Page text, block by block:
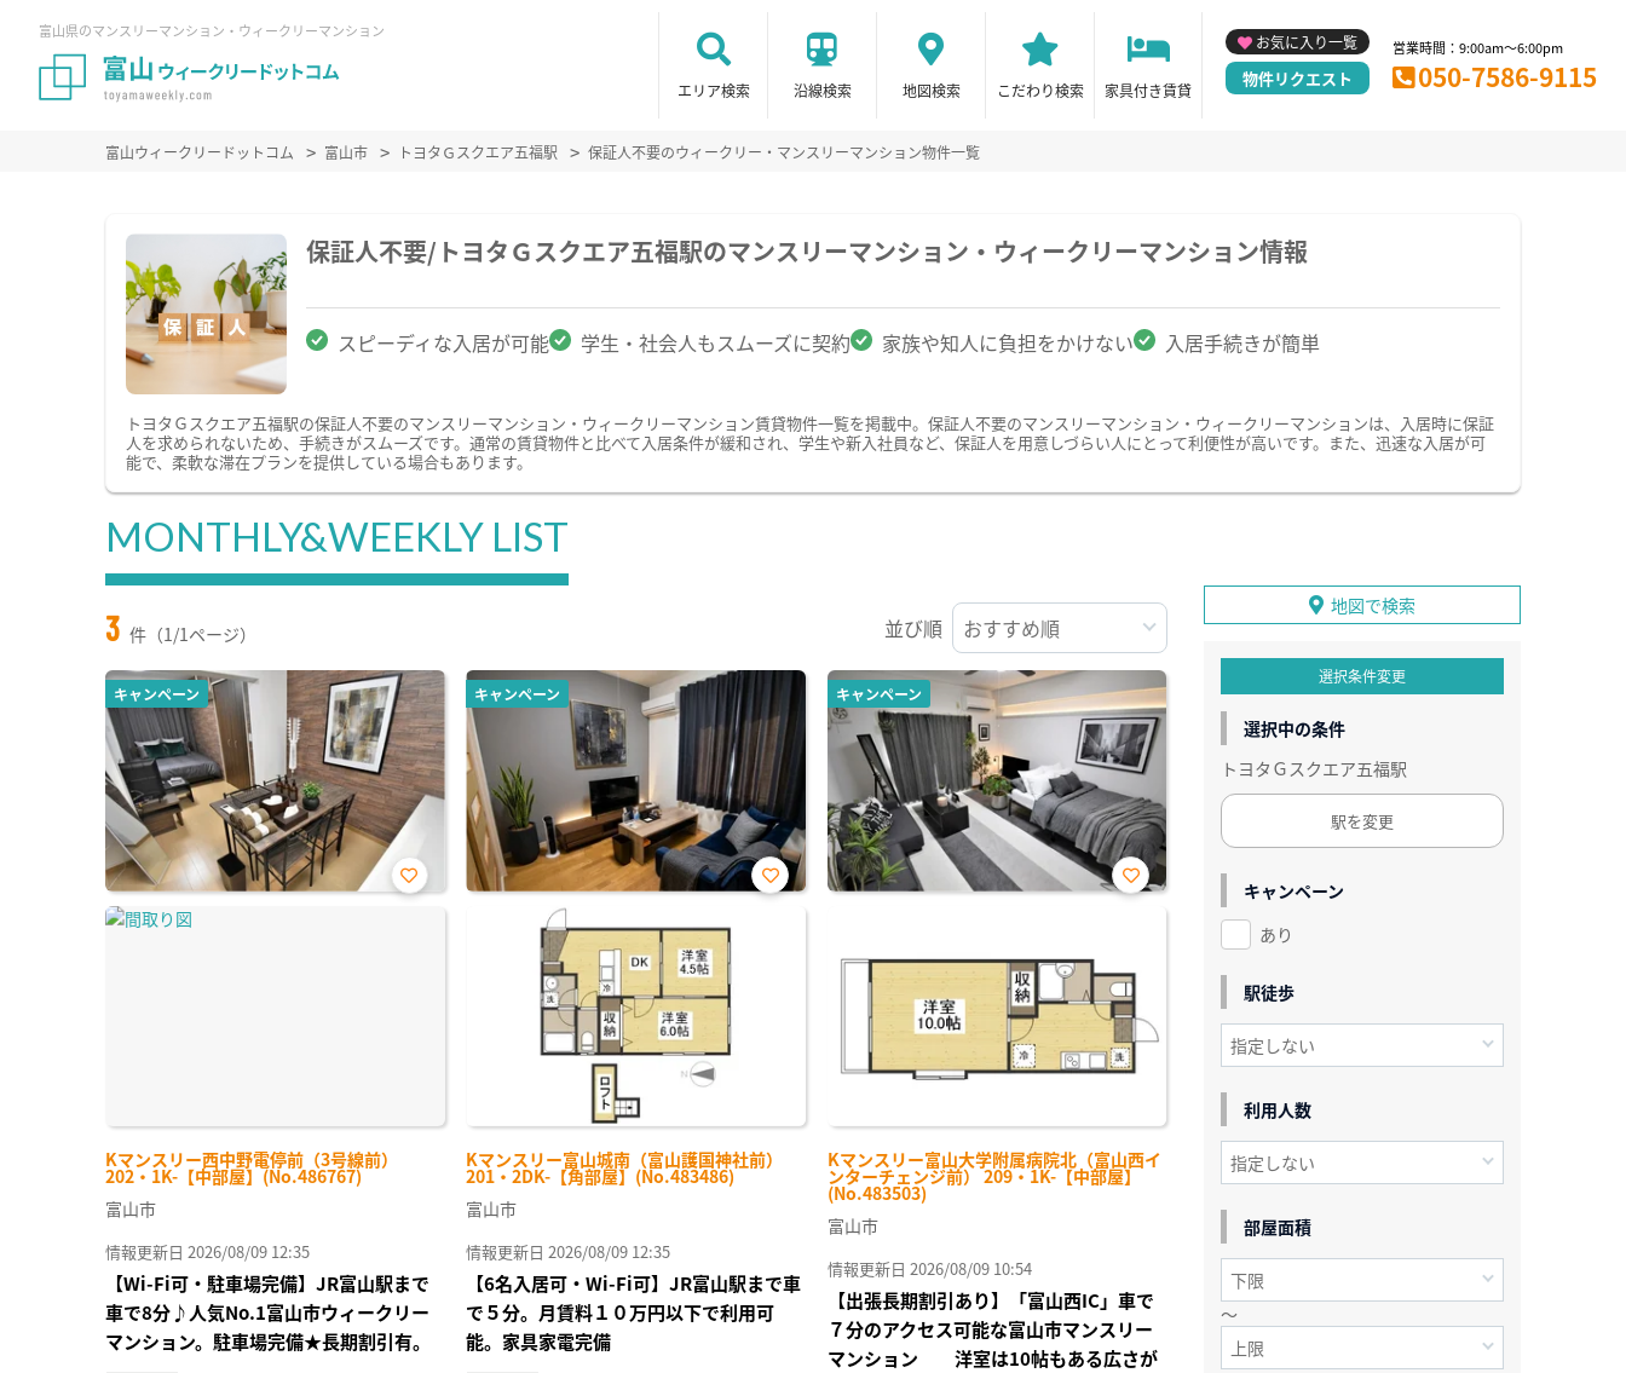
富山県のマンスリーマンション・ウィークリーマンション
エリア検索 沿線検索 地図検索 こだわり検索 家具付き賃貸
お気に入り一覧
物件リクエスト
営業時間：9:00am～6:00pm
050-7586-9115
富山ウィークリードットコム 富山市 トヨタＧスクエア五福駅 保証人不要のウィークリー・マンスリーマンション物件一覧
保証人不要/トヨタＧスクエア五福駅のマンスリーマンション・ウィークリーマンション情報
スピーディな入居が可能 学生・社会人もスムーズに契約 家族や知人に負担をかけない 入居手続きが簡単
トヨタＧスクエア五福駅の保証人不要のマンスリーマンション・ウィークリーマンション賃貸物件一覧を掲載中。保証人不要のマンスリーマンション・ウィークリーマンションは、入居時に保証
人を求められないため、手続きがスムーズです。通常の賃貸物件と比べて入居条件が緩和され、学生や新入社員など、保証人を用意しづらい人にとって利便性が高いです。また、迅速な入居が可
能で、柔軟な滞在プランを提供している場合もあります。
MONTHLY&WEEKLY LIST
3 件（1/1ページ） 並び順
キャンペーン
Kマンスリー西中野電停前（3号線前）
202・1K-【中部屋】(No.486767)
お気
富山市
情報更新日 2026/08/09 12:35
【Wi-Fi可・駐車場完備】JR富山駅まで
車で8分♪人気No.1富山市ウィークリー
マンション。駐車場完備★長期割引有。
キャンペーン
Kマンスリー富山城南（富山護国神社前）
201・2DK-【角部屋】(No.483486)
お気
富山市
情報更新日 2026/08/09 12:35
【6名入居可・Wi-Fi可】JR富山駅まで車
で５分。月賃料１０万円以下で利用可
能。家具家電完備
キャンペーン
Kマンスリー富山大学附属病院北（富山西イ
ンターチェンジ前） 209・1K-【中部屋】
(No.483503)
お気
富山市
情報更新日 2026/08/09 10:54
【出張長期割引あり】「富山西IC」車で
７分のアクセス可能な富山市マンスリー
マンション 洋室は10帖もある広さが
地図で検索
選択条件変更
選択中の条件
トヨタＧスクエア五福駅
駅を変更
キャンペーン
あり
駅徒歩
利用人数
部屋面積
～